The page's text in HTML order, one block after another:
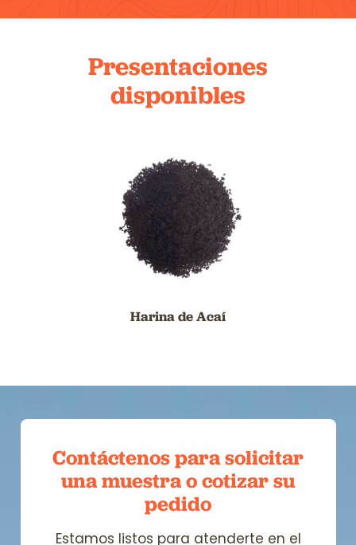
Presentaciones
disponibles
Harina de Acaí
Contáctenos para solicitar
una muestrao cotizar su
pedido
Estamos listos para atenderte en el